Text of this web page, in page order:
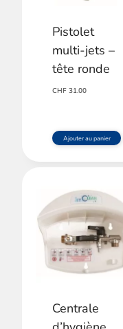
Pistolet
multi-jets –
tête ronde
CHF 31.00
Ajouter au panier
Centrale